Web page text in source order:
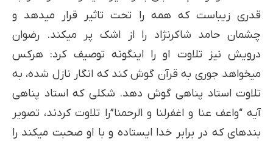
قدری زیباست که همه را تحت تاثیر قرار می­دهد و
چشمان حامد شاکرنژاد را از اشک پر می­کند. رضوان
درویش نیز تلاوت او را اینگونه توصیف کرد: هرکس
میخواهد جوری به قرآن گوش کند که انگار نازل شده، به
تلاوت استاد پناهی گوش دهد. شکلی که استاد پناهی
آیه “واعف عنا و اغفرلنا و الرحمنا”را تلاوت کردند، تصویر
بنده­ای که در برابر خدا ایستاده و با او صحبت می­کند را